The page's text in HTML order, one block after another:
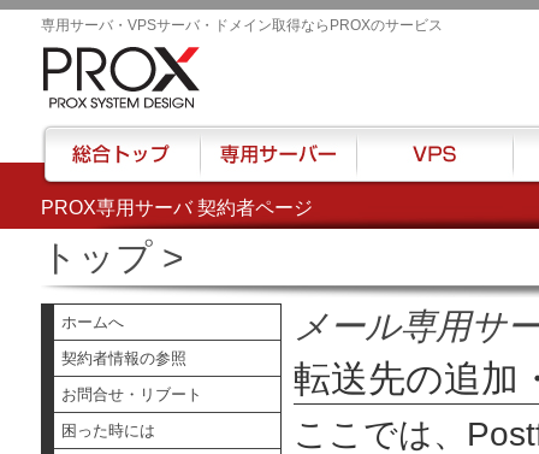
PROX専用サーバ 契約者ページ
専用サーバ・VPSサーバ・ドメイン取得ならPROXのサービス
トップ>
ホームへ
契約者情報の参照
お問合せ・リブート
困った時には
メール専用サ
転送先の追加
ここでは、
総合トップ 専用サーバー VPS ハ